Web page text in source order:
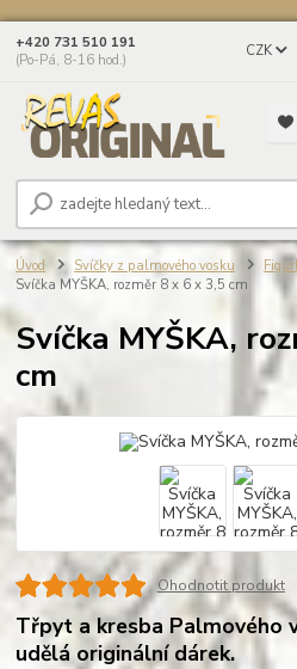
CZK
+420 731 510 191
(Po-Pá, 8-16 hod.)
Úvod Svíčky z palmového vosku
Svíčka MYŠKA, rozměr 8 x 6 x 3,5 cm
Svíčka MYŠKA,
cm
Ohodnotit produkt
Třpyt a kresba Palmového
udělá originální dárek.